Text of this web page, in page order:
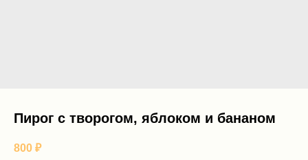
Пирог с творогом, яблоком и бананом
800 ₽